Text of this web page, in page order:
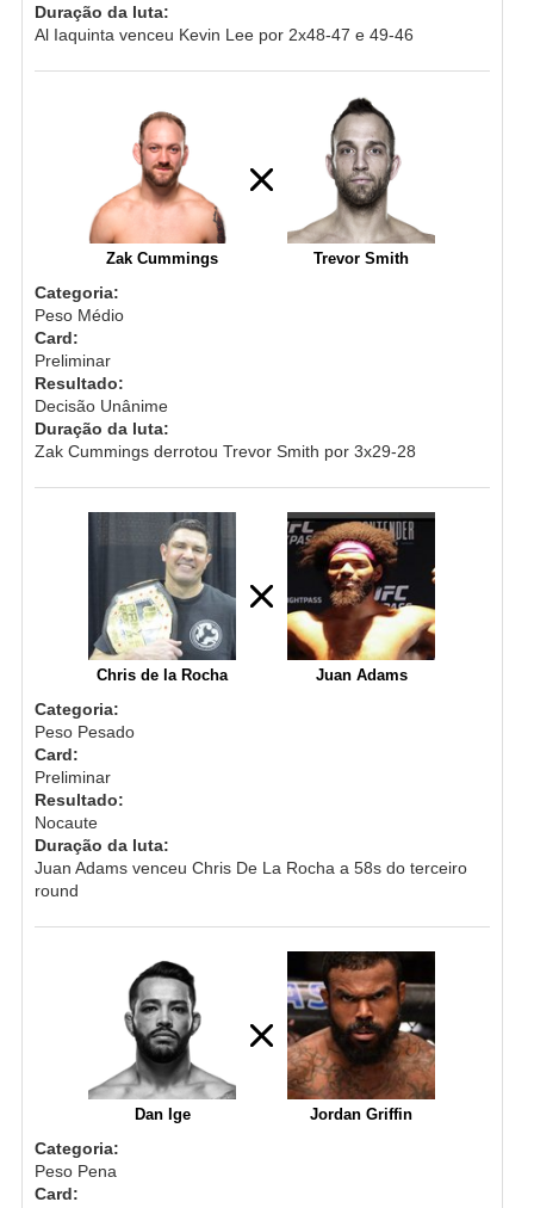
Duração da luta:
Al Iaquinta venceu Kevin Lee por 2x48-47 e 49-46
Zak Cummings Trevor Smith
Categoria:
Peso Médio
Card:
Preliminar
Resultado:
Decisão Unânime
Duração da luta:
Zak Cummings derrotou Trevor Smith por 3x29-28
Chris de la Rocha ‪Juan Adams
Categoria:
Peso Pesado
Card:
Preliminar
Resultado:
Nocaute
Duração da luta:
Juan Adams venceu Chris De La Rocha a 58s do terceiro
round
Dan Ige Jordan Griffin
Categoria:
Peso Pena
Card: